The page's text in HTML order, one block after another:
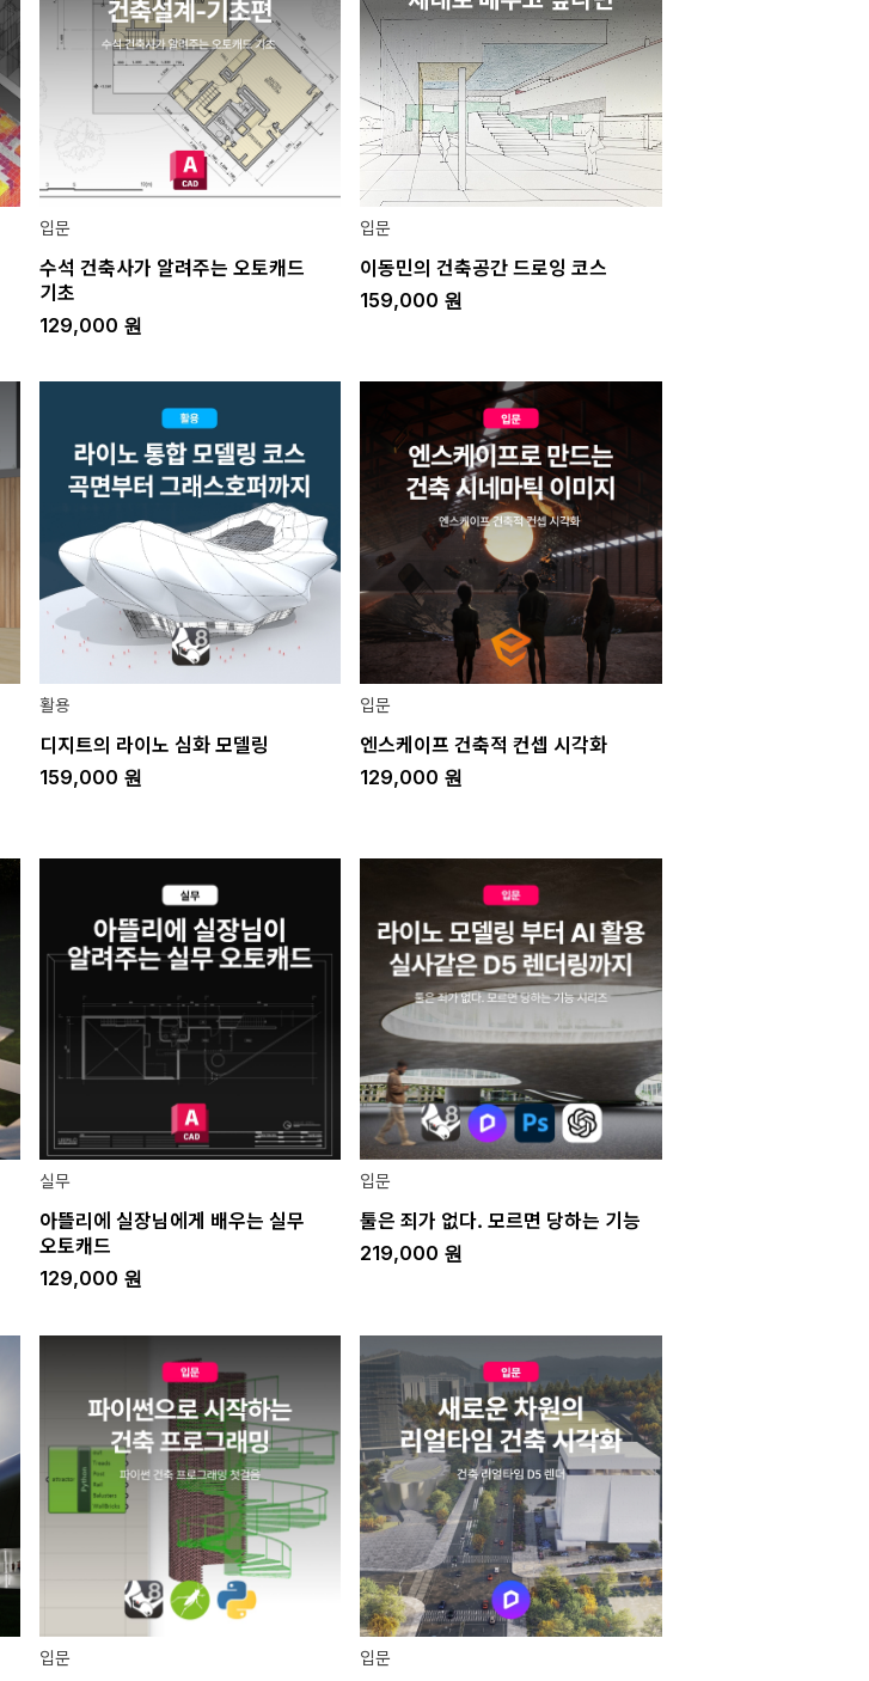
입문
수석 건축사가 알려주는 오토캐드
기초
129,000 원
입문
이동민의 건축공간 드로잉 코스
159,000 원
활용
디지트의 라이노 심화 모델링
159,000 원
입문
엔스케이프 건축적 컨셉 시각화
129,000 원
실무
아뜰리에 실장님에게 배우는 실무
오토캐드
129,000 원
입문
툴은 죄가 없다. 모르면 당하는 기능
219,000 원
입문 입문